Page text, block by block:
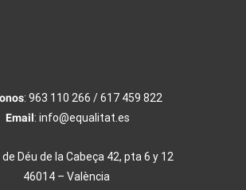
: 963 110 266 / 617 459 822
Email: info@equalitat.es
Déu de la Cabeça 42, pta 6 y 12
46014 – València